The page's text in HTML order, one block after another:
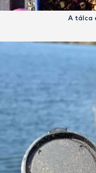
A tálca